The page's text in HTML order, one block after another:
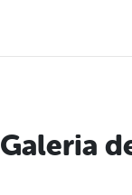
Galeria